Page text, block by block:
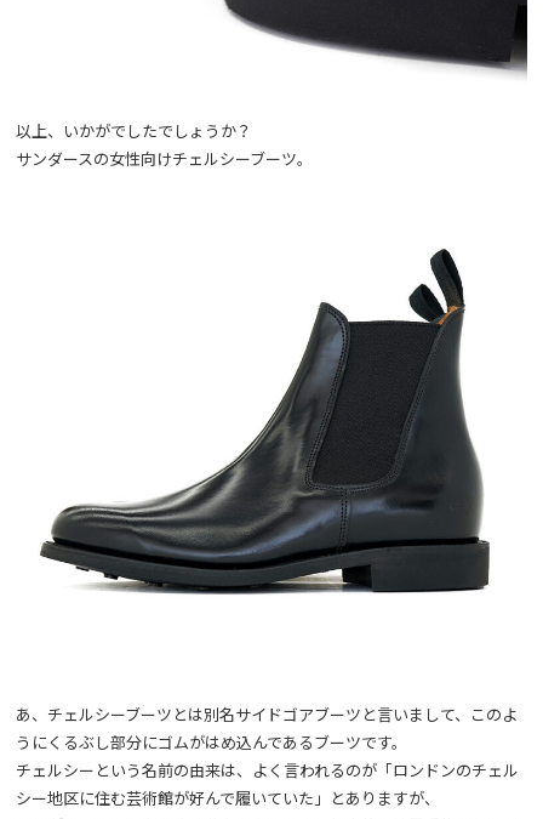
以上、いかがでしたでしょうか？
サンダースの女性向けチェルシーブーツ。
あ、チェルシーブーツとは別名サイドゴアブーツと言いまして、このよ
うにくるぶし部分にゴムがはめ込んであるブーツです。
チェルシーという名前の由来は、よく言われるのが「ロンドンのチェル
シー地区に住む芸術館が好んで履いていた」とありますが、